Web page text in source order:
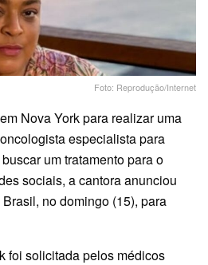
Foto: Reprodução/Internet
Nova York para realizar uma
especialista para
um tratamento para o
sociais, a cantora anunciou
no domingo (15), para
foi solicitada pelos médicos